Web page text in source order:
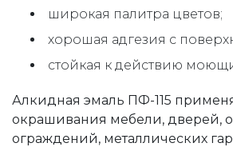
широкая палитра цветов;
хорошая адгезия с
стойкая к действию
Алкидная эмаль ПФ-115
окрашивания мебели, дверей,
ограждений, металлических